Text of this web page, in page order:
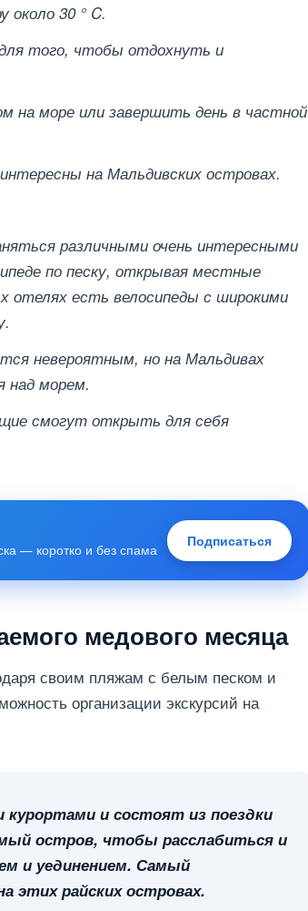
30 ° C.
того, чтобы отдохнуть и
на море или завершить день в частной
на Мальдивских островах.
различными очень интересными
по песку, открывая местные
отелях есть велосипеды с широкими
невероятным, но на Мальдивах
над морем.
смогут открыть для себя
— коротко и без спама
Подписаться
медового месяца
своим пляжам с белым песком и
организации экскурсий на
и состоят из поездки
остров, чтобы расслабиться и
и уединением. Самый
этих райских островах.